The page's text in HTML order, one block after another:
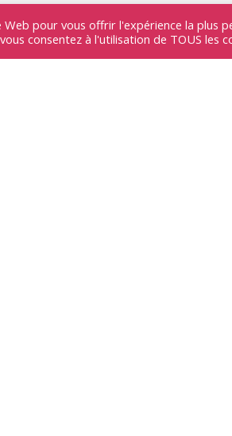
d’audience, de tiers et de
pour vous offrir l'expérience la plus
consentez à l'utilisation de TOUS les